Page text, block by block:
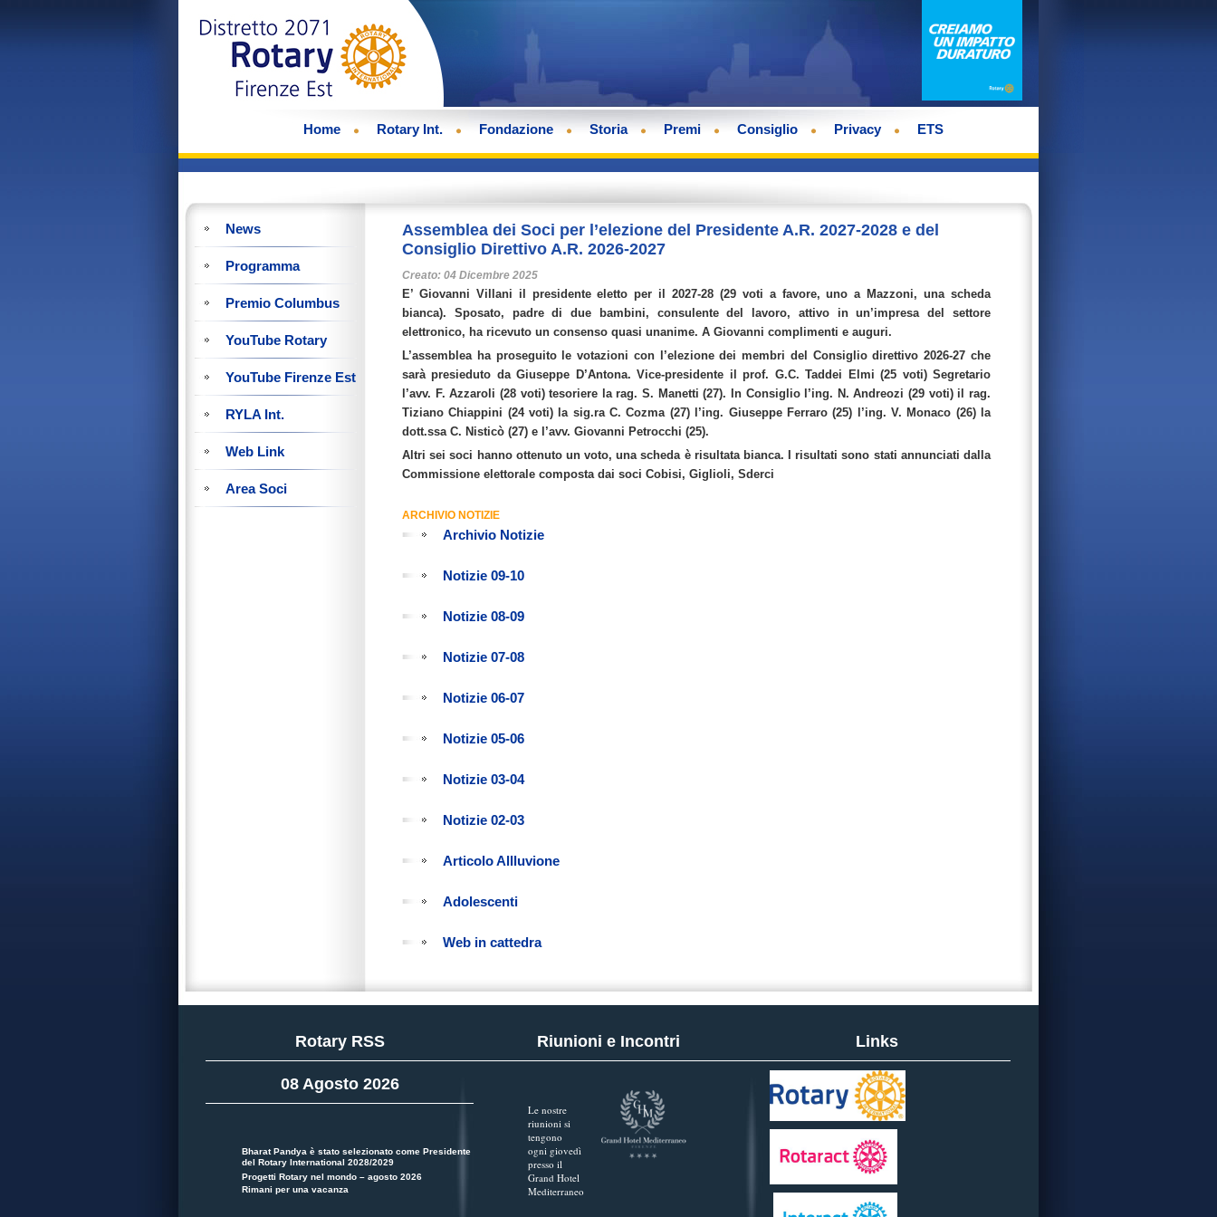
Home Rotary Int. Fondazione Storia Premi Consiglio Privacy ETS
News
Programma
Premio Columbus
YouTube Rotary
YouTube Firenze Est
RYLA Int.
Web Link
Area Soci
Assemblea dei Soci per l’elezione del Presidente A.R. 2027-2028 e del
Consiglio Direttivo A.R. 2026-2027
Creato: 04 Dicembre 2025
E’ Giovanni Villani il presidente eletto per il 2027-28 (29 voti a favore, uno a Mazzoni, una scheda
bianca). Sposato, padre di due bambini, consulente del lavoro, attivo in un’impresa del settore
elettronico, ha ricevuto un consenso quasi unanime. A Giovanni complimenti e auguri.
L’assemblea ha proseguito le votazioni con l’elezione dei membri del Consiglio direttivo 2026-27 che
sarà presieduto da Giuseppe D’Antona. Vice-presidente il prof. G.C. Taddei Elmi (25 voti) Segretario
l’avv. F. Azzaroli (28 voti) tesoriere la rag. S. Manetti (27). In Consiglio l’ing. N. Andreozi (29 voti) il rag.
Tiziano Chiappini (24 voti) la sig.ra C. Cozma (27) l’ing. Giuseppe Ferraro (25) l’ing. V. Monaco (26) la
dott.ssa C. Nisticò (27) e l’avv. Giovanni Petrocchi (25).
Altri sei soci hanno ottenuto un voto, una scheda è risultata bianca. I risultati sono stati annunciati dalla
Commissione elettorale composta dai soci Cobisi, Giglioli, Sderci
ARCHIVIO NOTIZIE
Archivio Notizie
Notizie 09-10
Notizie 08-09
Notizie 07-08
Notizie 06-07
Notizie 05-06
Notizie 03-04
Notizie 02-03
Articolo Allluvione
Adolescenti
Web in cattedra
Rotary RSS
08 Agosto 2026
Bharat Pandya è stato selezionato come Presidente
del Rotary International 2028/2029
Progetti Rotary nel mondo – agosto 2026
Rimani per una vacanza
Riunioni e Incontri
Le nostre
riunioni si
tengono
ogni giovedì
presso il
Grand Hotel
Mediterraneo
Links